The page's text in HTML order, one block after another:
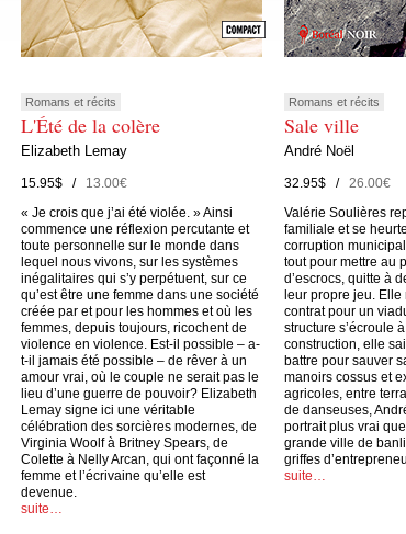
Romans et récits
L'Été de la colère
Elizabeth Lemay
15.95$ /13.00€
« Je crois que j’ai été violée. » Ainsi
commence une réflexion percutante et
toute personnelle sur le monde dans
lequel nous vivons, sur les systèmes
inégalitaires qui s’y perpétuent, sur ce
qu’est être une femme dans une société
créée par et pour les hommes et où les
femmes, depuis toujours, ricochent de
violence en violence. Est-il possible – a-
t-il jamais été possible – de rêver à un
amour vrai, où le couple ne serait pas le
lieu d’une guerre de pouvoir? Elizabeth
Lemay signe ici une véritable
célébration des sorcières modernes, de
Virginia Woolf à Britney Spears, de
Colette à Nelly Arcan, qui ont façonné la
femme et l’écrivaine qu’elle est
devenue.
suite…
Romans et récits
Sale ville
André Noël
32.95$ /26.00€
Valérie Soulières
familiale et se
corruption
tout pour mettre au
d’escrocs, quitte à
leur propre jeu. Elle
contrat pour un
structure s’écroule
construction, elle
battre pour sauver
manoirs cossus et
agricoles, entre
de danseuses,
portrait plus vrai
grande ville de
griffes
suite…